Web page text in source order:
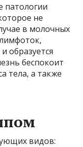
патологии
не
в молочных
образуется
беспокоит
тела, а также
видов: